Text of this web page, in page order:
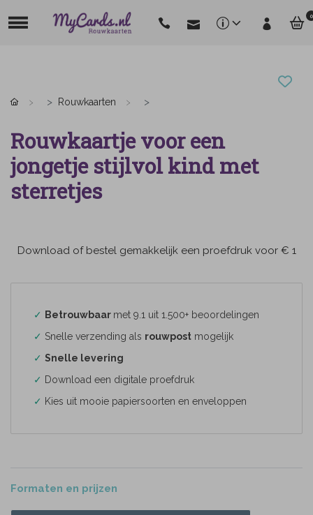
0
Rouwkaarten
Rouwkaartje voor een
jongetje stijlvol kind met
sterretjes
Download of bestel gemakkelijk een proefdruk voor € 1
✓ Betrouwbaar met 9.1 uit 1.500+ beoordelingen
✓ Snelle verzending als rouwpost mogelijk
✓ Snelle levering
✓ Download een digitale proefdruk
✓ Kies uit mooie papiersoorten en enveloppen
Formaten en prijzen